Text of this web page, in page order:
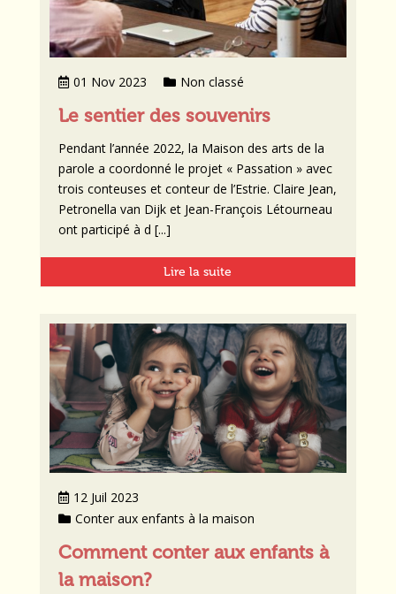
01 Nov 2023 Non classé
Le sentier des souvenirs
Pendant l’année 2022, la Maison des arts de la
parole a coordonné le projet « Passation » avec
trois conteuses et conteur de l’Estrie. Claire Jean,
Petronella van Dijk et Jean-François Létourneau
ont participé à d [...]
Lire la suite
12 Juil 2023
Conter aux enfants à la maison
Comment conter aux enfants à
la maison?